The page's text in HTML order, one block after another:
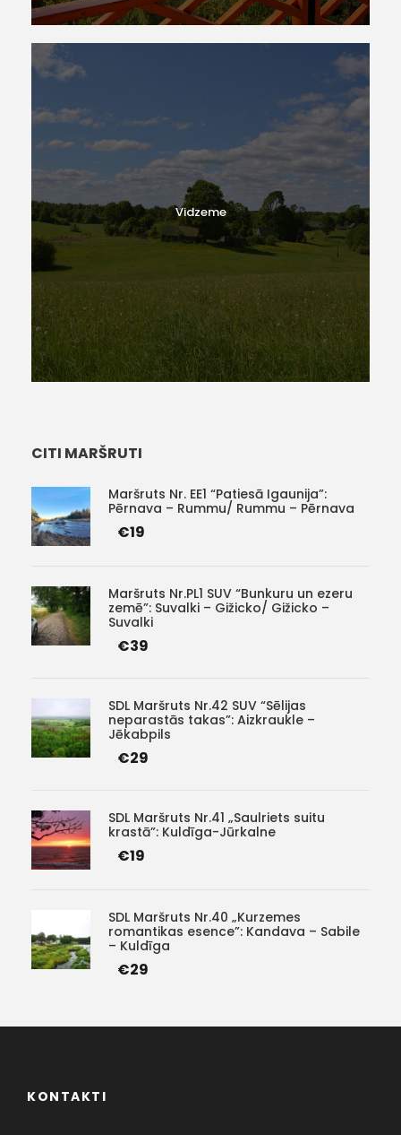
Vidzeme
CITI MARŠRUTI
Maršruts Nr. EE1 “Patiesā Igaunija”:
Pērnava – Rummu/ Rummu – Pērnava
€19
Maršruts Nr.PL1 SUV “Bunkuru un ezeru
zemē”: Suvalki – Gižicko/ Gižicko –
Suvalki
€39
SDL Maršruts Nr.42 SUV “Sēlijas
neparastās takas”: Aizkraukle –
Jēkabpils
€29
SDL Maršruts Nr.41 „Saulriets suitu
krastā”: Kuldīga-Jūrkalne
€19
SDL Maršruts Nr.40 „Kurzemes
romantikas esence”: Kandava – Sabile
– Kuldīga
€29
KONTAKTI